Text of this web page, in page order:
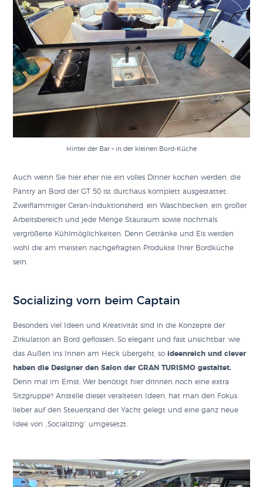
Hinter der Bar – in der kleinen Bord-Küche
Auch wenn Sie hier eher nie ein volles Dinner kochen werden, die
Pantry an Bord der GT 50 ist durchaus komplett ausgestattet:
Zweiflammiger Ceran-Induktionsherd, ein Waschbecken, ein großer
Arbeitsbereich und jede Menge Stauraum sowie nochmals
vergrößerte Kühlmöglichkeiten. Denn Getränke und Eis werden
wohl die am meisten nachgefragten Produkte Ihrer Bordküche
sein.
Socializing vorn beim Captain
Besonders viel Ideen und Kreativität sind in die Konzepte der
Zirkulation an Bord geflossen. So elegant und fast unsichtbar, wie
das Außen ins Innen am Heck übergeht, soideenreich und clever
haben die Designer den Salon der GRAN TURISMO gestaltet.
Denn mal im Ernst: Wer benötigt hier drinnen noch eine extra
Sitzgruppe? Anstelle dieser veralteten Ideen, hat man den Fokus
lieber auf den Steuerstand der Yacht gelegt und eine ganz neue
Idee von „Socializing“ umgesetzt.